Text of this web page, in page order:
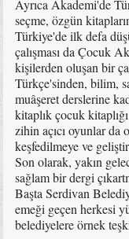
Ayrıca Akademi'de
seçme, özgün
Türkiye'de ilk defa
çalışması da Çocuk
kişilerden oluşan bir
Türkçe'sinden, bilim,
muâşeret derslerine
kitaplık çocuk
zihin açıcı oyunlar da
keşfedilmeye ve
Son olarak, yakın
sağlam bir dergi
Başta Serdivan
emeği geçen herkesi
belediyelere örnek